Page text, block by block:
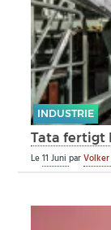
INDUSTRIE
Tata fertigt
Le11 JuniparVolker